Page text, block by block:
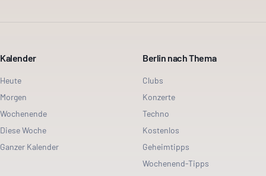
Kalender
Heute
Morgen
Wochenende
Diese Woche
Ganzer Kalender
Berlin nach Thema
Clubs
Konzerte
Techno
Kostenlos
Geheimtipps
Wochenend-Tipps